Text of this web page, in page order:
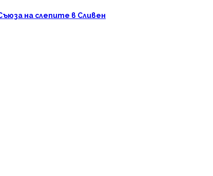
на слепите в Сливен